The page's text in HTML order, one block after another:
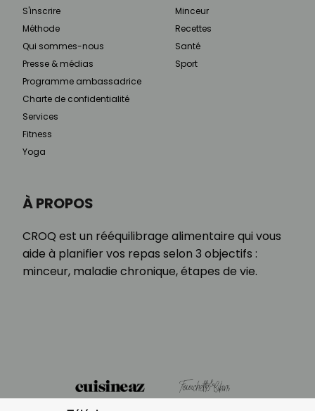
À PROPOS
CROQ est un rééquilibrage alimentaire qui vous
aide à planifier vos repas selon 3 objectifs :
minceur, maladie chronique, étapes de vie.
S'inscrire
Méthode
Qui sommes-nous
Presse & médias
Programme ambassadrice
Charte de confidentialité
Services
Fitness
Yoga
Minceur
Recettes
Santé
Sport